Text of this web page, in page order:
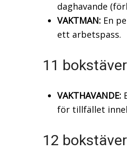
daghavande
VAKTMAN: En
ett arbetspass.
11 bokstäver
VAKTHAVANDE:
för tillfället
12 bokstäver